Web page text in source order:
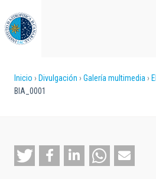
al
contenido
principal
Sobrescribir
ayuda
a
Inicio Divulgación Galería multimedia
BIA_0001